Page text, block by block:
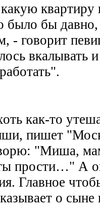
квартиру
было бы
- говорит
вкалывать
как-то
пишет
"Миша,
прости…" А
Главное
о